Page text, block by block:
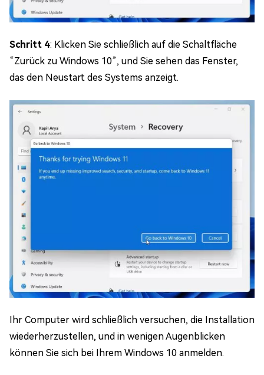
Schritt 4: Klicken Sie schließlich auf die Schaltfläche
“Zurück zu Windows 10”, und Sie sehen das Fenster,
das den Neustart des Systems anzeigt.
Ihr Computer wird schließlich versuchen, die Installation
wiederherzustellen, und in wenigen Augenblicken
können Sie sich bei Ihrem Windows 10 anmelden.